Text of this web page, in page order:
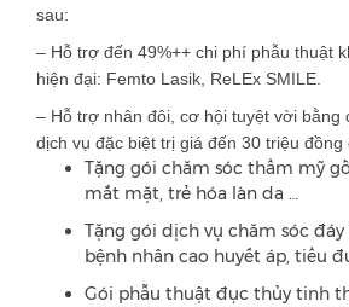
sau:
– Hỗ trợ đến 49%++ chi phí phẫu thuật
hiện đại: Femto Lasik, ReLEx SMILE.
– Hỗ trợ nhân đôi, cơ hội tuyệt vời bằng
dịch vụ đặc biệt trị giá đến 30 triệu đồng
Tặng gói chăm sóc thẩm mỹ
mắt mặt, trẻ hóa làn da …
Tặng gói dịch vụ chăm sóc
bệnh nhân cao huyết áp, tiểu
Gói phẫu thuật đục thủy tinh